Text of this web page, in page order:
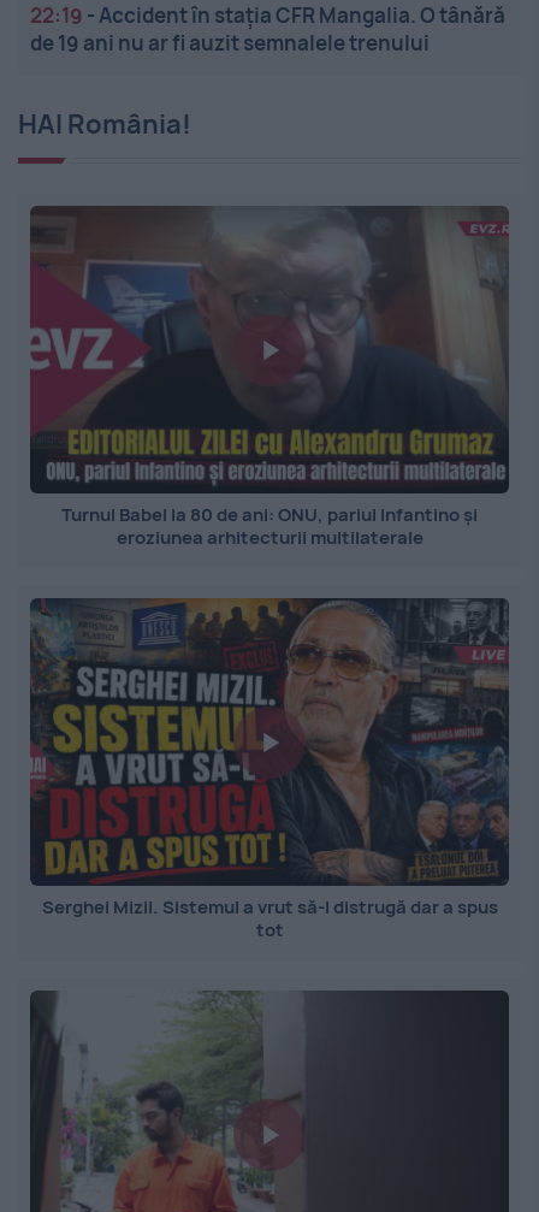
22:19 -Accident în stația CFR Mangalia. O tânără
de 19 ani nu ar fi auzit semnalele trenului
HAI România!
Turnul Babel la 80 de ani: ONU, pariul Infantino și
eroziunea arhitecturii multilaterale
Serghei Mizil. Sistemul a vrut să-l distrugă dar a spus
tot